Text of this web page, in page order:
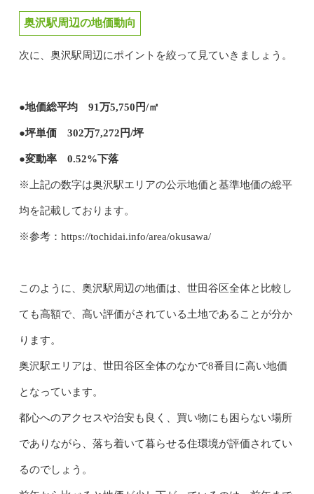
奥沢駅周辺の地価動向
次に、奥沢駅周辺にポイントを絞って見ていきましょう。
●地価総平均 91万5,750円/㎡
●坪単価 302万7,272円/坪
●変動率 0.52%下落
※上記の数字は奥沢駅エリアの公示地価と基準地価の総平
均を記載しております。
※参考：https://tochidai.info/area/okusawa/
このように、奥沢駅周辺の地価は、世田谷区全体と比較し
ても高額で、高い評価がされている土地であることが分か
ります。
奥沢駅エリアは、世田谷区全体のなかで8番目に高い地価
となっています。
都心へのアクセスや治安も良く、買い物にも困らない場所
でありながら、落ち着いて暮らせる住環境が評価されてい
るのでしょう。